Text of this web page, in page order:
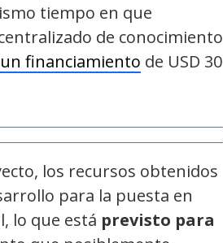
tiempo en que
de conocimiento
financiamiento de USD 30
los recursos obtenidos
para la puesta en
lo que está previsto para